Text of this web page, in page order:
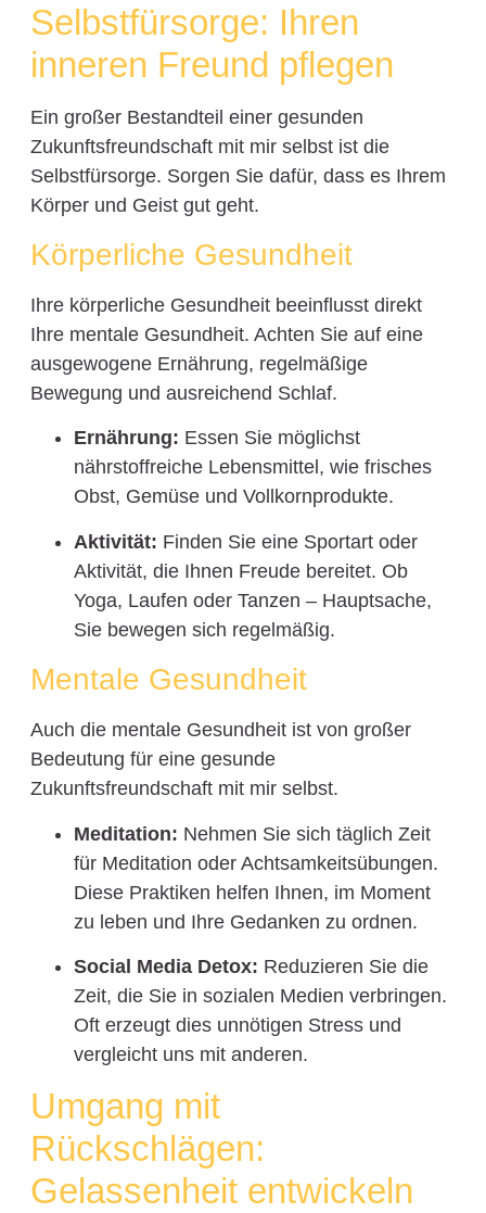
Selbstfürsorge: Ihren
inneren Freund pflegen
Ein großer Bestandteil einer gesunden
Zukunftsfreundschaft mit mir selbst ist die
Selbstfürsorge. Sorgen Sie dafür, dass es Ihrem
Körper und Geist gut geht.
Körperliche Gesundheit
Ihre körperliche Gesundheit beeinflusst direkt
Ihre mentale Gesundheit. Achten Sie auf eine
ausgewogene Ernährung, regelmäßige
Bewegung und ausreichend Schlaf.
Ernährung: Essen Sie möglichst
nährstoffreiche Lebensmittel, wie frisches
Obst, Gemüse und Vollkornprodukte.
Aktivität: Finden Sie eine Sportart oder
Aktivität, die Ihnen Freude bereitet. Ob
Yoga, Laufen oder Tanzen – Hauptsache,
Sie bewegen sich regelmäßig.
Mentale Gesundheit
Auch die mentale Gesundheit ist von großer
Bedeutung für eine gesunde
Zukunftsfreundschaft mit mir selbst.
Meditation: Nehmen Sie sich täglich Zeit
für Meditation oder Achtsamkeitsübungen.
Diese Praktiken helfen Ihnen, im Moment
zu leben und Ihre Gedanken zu ordnen.
Social Media Detox: Reduzieren Sie die
Zeit, die Sie in sozialen Medien verbringen.
Oft erzeugt dies unnötigen Stress und
vergleicht uns mit anderen.
Umgang mit
Rückschlägen:
Gelassenheit entwickeln